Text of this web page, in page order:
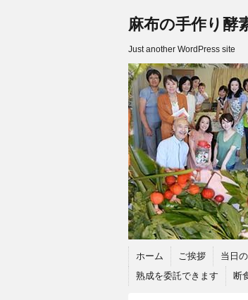
麻布の手作り酵
Just another WordPress site
ホーム ご挨拶 当日
熟成を委託できます
断